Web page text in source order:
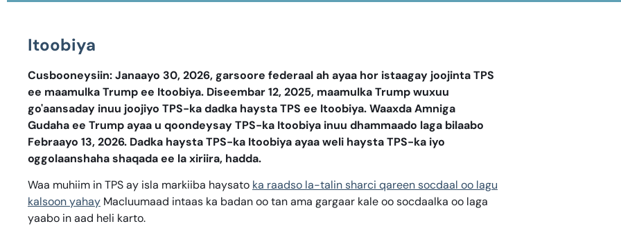
Itoobiya
Cusbooneysiin: Janaayo 30, 2026, garsoore federaal ah ayaa hor istaagay joojinta TPS
ee maamulka Trump ee Itoobiya. Diseembar 12, 2025, maamulka Trump wuxuu
go'aansaday inuu joojiyo TPS-ka dadka haysta TPS ee Itoobiya. Waaxda Amniga
Gudaha ee Trump ayaa u qoondeysay TPS-ka Itoobiya inuu dhammaado laga bilaabo
Febraayo 13, 2026. Dadka haysta TPS-ka Itoobiya ayaa weli haysta TPS-ka iyo
oggolaanshaha shaqada ee la xiriira, hadda.
Waa muhiim in TPS ay isla markiiba haysato ka raadso la-talin sharci qareen socdaal oo lagu
kalsoon yahay Macluumaad intaas ka badan oo tan ama gargaar kale oo socdaalka oo laga
yaabo in aad heli karto.